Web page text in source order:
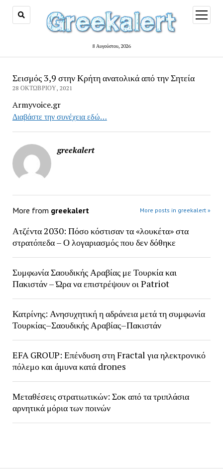
8 Αυγούστου, 2026
open
menu
Σεισμός 3,9 στην Κρήτη ανατολικά από την Σητεία
28 ΟΚΤΩΒΡΊΟΥ, 2021
Armyvoice.gr
Διαβάστε την συνέχεια εδώ…
greekalert
More from greekalert More posts in greekalert »
Ατζέντα 2030: Πόσο κόστισαν τα «λουκέτα» στα
στρατόπεδα – Ο λογαριασμός που δεν δόθηκε
Συμφωνία Σαουδικής Αραβίας με Τουρκία και
Πακιστάν – Ώρα να επιστρέψουν οι Patriot
Κατρίνης: Ανησυχητική η αδράνεια μετά τη συμφωνία
Τουρκίας–Σαουδικής Αραβίας–Πακιστάν
EFA GROUP: Επένδυση στη Fractal για ηλεκτρονικό
πόλεμο και άμυνα κατά drones
Μεταθέσεις στρατιωτικών: Σοκ από τα τριπλάσια
αρνητικά μόρια των ποινών